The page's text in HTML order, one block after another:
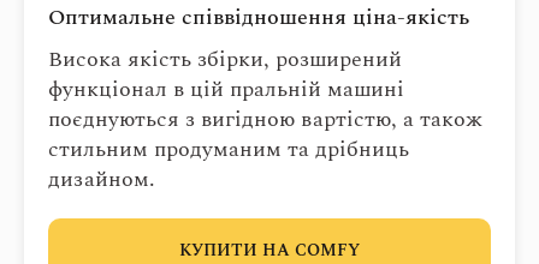
Оптимальне співвідношення ціна-якість
Висока якість збірки, розширений
функціонал в цій пральній машині
поєднуються з вигідною вартістю, а також
стильним продуманим та дрібниць
дизайном.
КУПИТИ НА COMFY